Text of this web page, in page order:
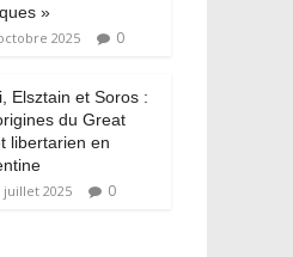
»
2025 0
Elsztain et Soros :
du Great
libertarien en
juillet 2025 0